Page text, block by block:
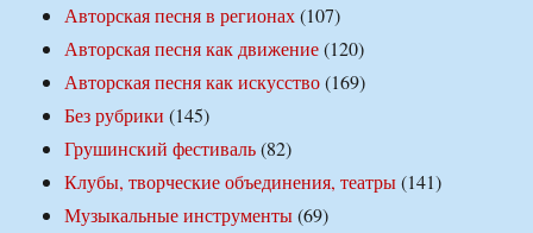
Авторская песня в регионах(107)
Авторская песня как движение(120)
Авторская песня как искусство(169)
Без рубрики (145)
Грушинский фестиваль(82)
Клубы, творческие объединения, театры(141)
Музыкальные инструменты(69)